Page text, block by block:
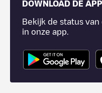
DOWNLOAD DE APP
Bekijk de status
in onze app.